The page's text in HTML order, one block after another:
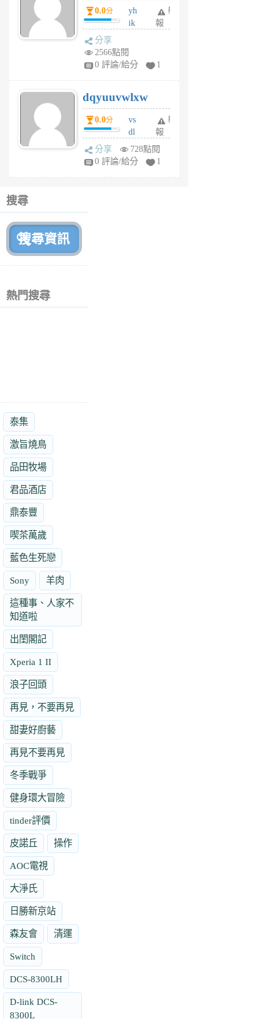
前
0.0分
yh
ik
tu
6
個
月
前
舉
報
分享
2566點閱
0 評論/給分
1
dqyuuvwlxw
0.0分
vs
dl
sq
fy
舉
報
分享
728點閱
0 評論/給分
1
搜尋
熱門搜尋
泰集
激旨燒鳥
品田牧場
君品酒店
鼎泰豐
喫茶萬歲
藍色生死戀
Sony 羊肉
這種事、人家不
知道啦
出閨閣記
Xperia 1 II
浪子回頭
再見，不要再見
甜妻好廚藝
再見不要再見
冬季戰爭
健身環大冒險
tinder評價
皮諾丘 操作
AOC電視
大淨氏
日勝新京站
森友會 清運
Switch
DCS-8300LH
D-link DCS-
8300L